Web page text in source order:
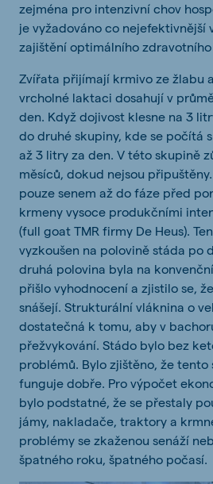
zejména pro intenzivní chov
je vyžadováno co nejefektivnější
zajištění optimálního
Zvířata přijímají krmivo ze žlabu
vrcholné laktaci dosahují v
den. Když dojivost klesne na 3
do druhé skupiny, kde se počítá
až 3 litry za den. V této skupině
měsíců, dokud nejsou
pouze senem až do fáze před
krmeny vysoce produkčními
(full goat TMR firmy De Heus).
vyzkoušen na polovině stáda po
druhá polovina byla na
přišlo vyhodnocení a zjistilo se,
snášejí. Strukturální vláknina o
dostatečná k tomu, aby v
přežvykování. Stádo bylo bez
problémů. Bylo zjištěno, že tento
funguje dobře. Pro výpočet
bylo podstatné, že se přestaly
jámy, nakladače, traktory a
problémy se zkaženou senáží
špatného roku, špatného počasí.